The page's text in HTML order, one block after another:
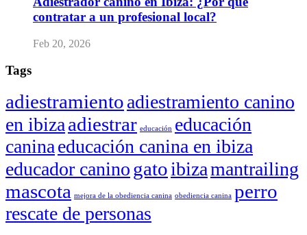
contratar a un profesional local?
Feb 20, 2026
Tags
adiestramientoadiestramiento canino
en ibizaadiestrar educación educación
caninaeducación canina en ibiza
educador caninogatoibizamantrailing
mascota mejora de la obediencia canina obediencia canina perro
rescate de personas